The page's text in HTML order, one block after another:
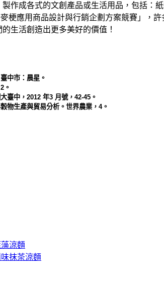
作成各式的文創產品或生活用品，包括：
梗應用商品設計與行銷企劃方案競賽」，
生活創造出更多美好的價值！
中市：晨星。
。
臺中，2012 年3 月號，42-45。
物生產與貿易分析。世界農業，4。
涼麵
抹茶涼麵